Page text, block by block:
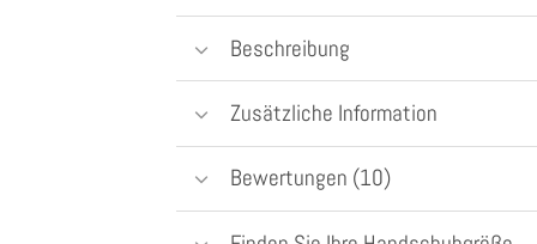
Beschreibung
Zusätzliche Information
Bewertungen (10)